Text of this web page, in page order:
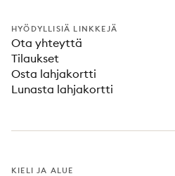
HYÖDYLLISIÄ LINKKEJÄ
Ota yhteyttä
Tilaukset
Osta lahjakortti
Lunasta lahjakortti
KIELI JA ALUE